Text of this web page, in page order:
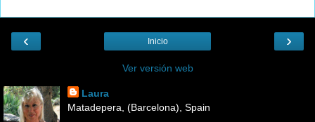
‹ ›
Inicio
Ver versión web
Laura
Matadepera, (Barcelona), Spain